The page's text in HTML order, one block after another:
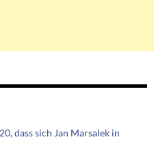
dass sich Jan Marsalek in